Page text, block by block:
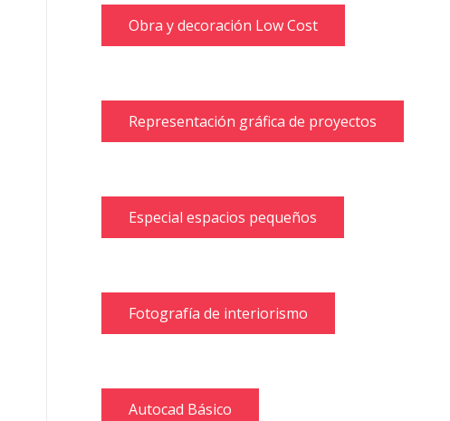
Obra y decoración Low Cost
Representación gráfica de proyectos
Especial espacios pequeños
Fotografía de interiorismo
Autocad Básico